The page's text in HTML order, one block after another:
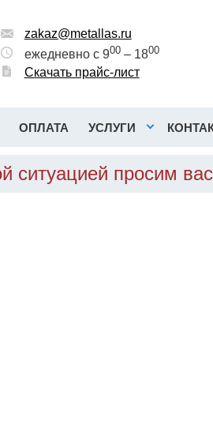
zakaz@metallas.ru
ежедневно с 900– 1800
Скачать прайс-лист
ОПЛАТА УСЛУГИ
ситуацией просим